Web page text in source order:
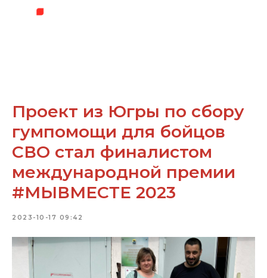
Проект из Югры по сбору
гумпомощи для бойцов
СВО стал финалистом
международной премии
#МЫВМЕСТЕ 2023
2023-10-17 09:42